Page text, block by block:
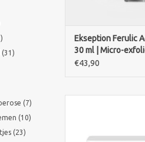
(31)
(7)
(10)
(23)
Ekseption Ferulic
30 ml | Micro-
Nachtcrème
€43,90
langdurig.